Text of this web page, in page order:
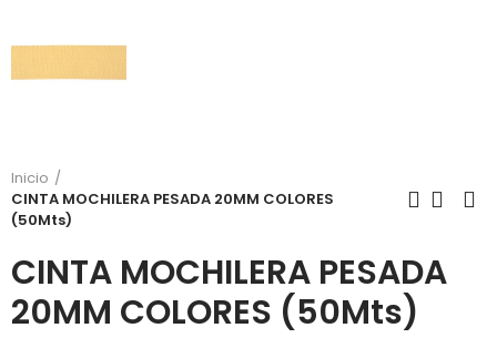
Inicio
CINTA MOCHILERA PESADA 20MM COLORES
(50Mts)
CINTA MOCHILERA PESADA
20MM COLORES (50Mts)